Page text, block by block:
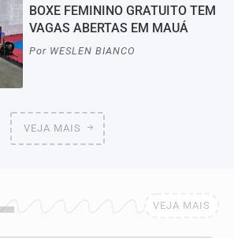
BOXE FEMININO GRATUITO TEM
VAGAS ABERTAS EM MAUÁ
PorWESLEN BIANCO
VEJA MAIS
VEJA MAIS